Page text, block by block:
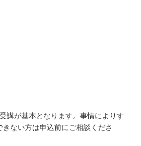
講が基本となります。事情によりす
ない方は申込前にご相談くださ